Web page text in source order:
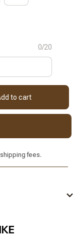
0/20
to cart
fees.